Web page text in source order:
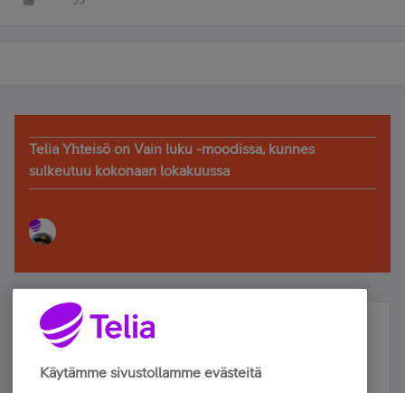
Telia Yhteisö on Vain luku -moodissa, kunnes
sulkeutuu kokonaan lokakuussa
Älä jää paitsi – osallistu ja voita!
Tilaa Telian uutiskirje ja olet mukana arvonnassa.
Käytämme sivustollamme evästeitä